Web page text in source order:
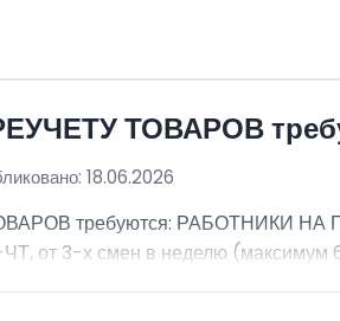
ТОВАРОВ
18.06.2026
требуются: РАБОТНИКИ НА
от 3-х смен в неделю (максимум